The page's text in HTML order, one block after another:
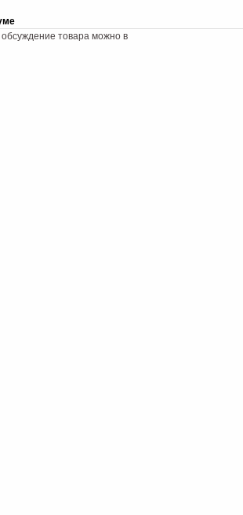
обсуждение товара можно в